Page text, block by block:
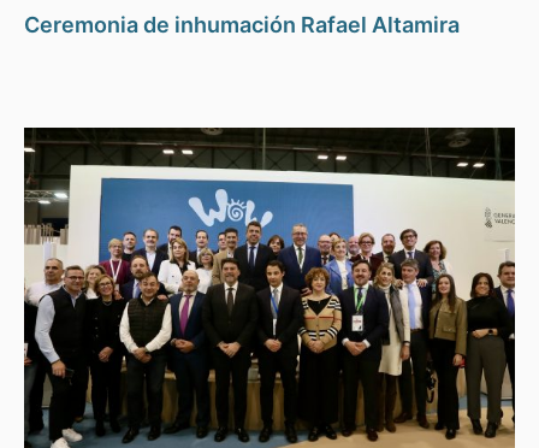
Ceremonia de inhumación Rafael Altamira